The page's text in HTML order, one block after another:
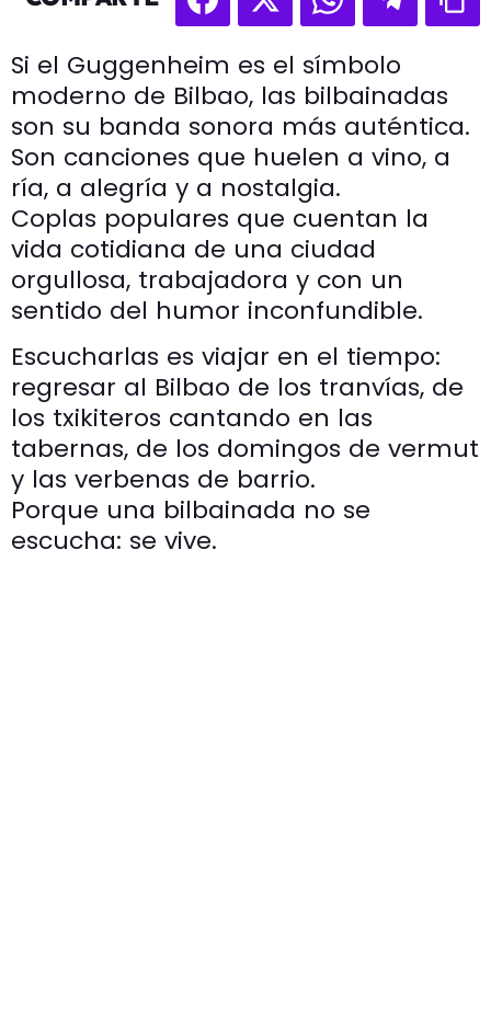
Si el Guggenheim es el símbolo
moderno de Bilbao, las bilbainadas
son su banda sonora más auténtica.
Son canciones que huelen a vino, a
ría, a alegría y a nostalgia.
Coplas populares que cuentan la
vida cotidiana de una ciudad
orgullosa, trabajadora y con un
sentido del humor inconfundible.
Escucharlas es viajar en el tiempo:
regresar al Bilbao de los tranvías, de
los txikiteros cantando en las
tabernas, de los domingos de vermut
y las verbenas de barrio.
Porque una bilbainada no se
escucha: se vive.